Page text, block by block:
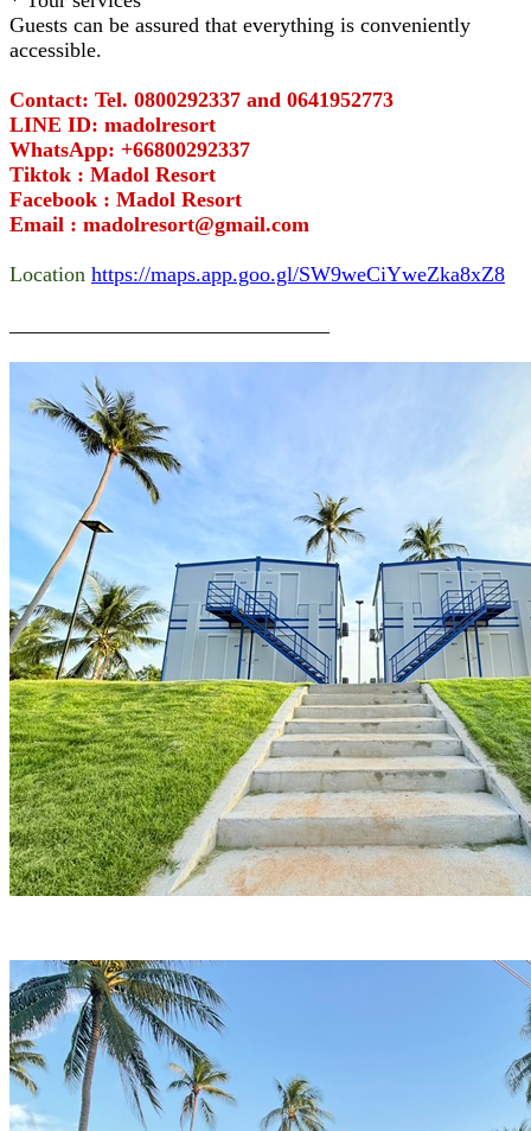
Guests can be assured that everything is conveniently
accessible.
Contact: Tel. 0800292337 and 0641952773
LINE ID: madolresort
WhatsApp: +66800292337
Tiktok : Madol Resort
Facebook : Madol Resort
Email : madolresort@gmail.com
Location https://maps.app.goo.gl/SW9weCiYweZka8xZ8